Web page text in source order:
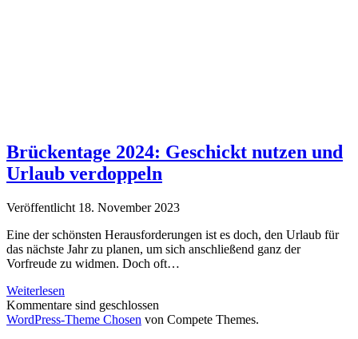
Brückentage 2024: Geschickt nutzen und
Urlaub verdoppeln
Veröffentlicht 18. November 2023
Eine der schönsten Herausforderungen ist es doch, den Urlaub für
das nächste Jahr zu planen, um sich anschließend ganz der
Vorfreude zu widmen. Doch oft…
Weiterlesen
2024:
Geschickt
Kommentare sind geschlossen
WordPress-Theme Chosen von Compete Themes.